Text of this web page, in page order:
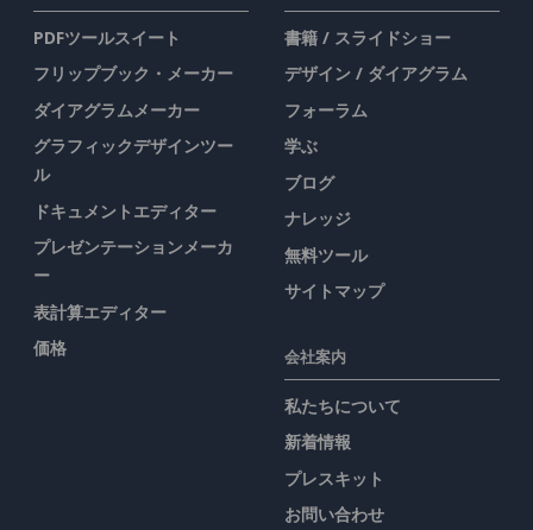
PDFツールスイート
フリップブック・メーカー
ダイアグラムメーカー
グラフィックデザインツー
ル
ドキュメントエディター
プレゼンテーションメーカ
ー
表計算エディター
価格
書籍 / スライドショー
デザイン / ダイアグラム
フォーラム
学ぶ
ブログ
ナレッジ
無料ツール
サイトマップ
会社案内
私たちについて
新着情報
プレスキット
お問い合わせ